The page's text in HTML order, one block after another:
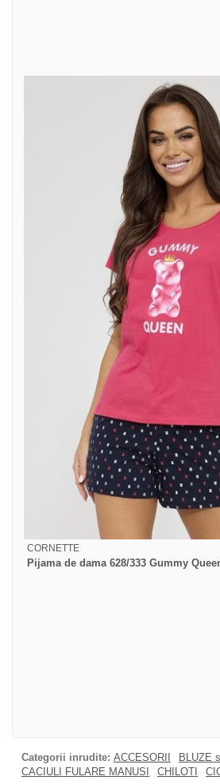
CORNETTE
Pijama de dama 628/333 Gummy
Categorii inrudite: ACCESORII
BLUZE
CACIULI FULARE MANUSI
CHILOTI